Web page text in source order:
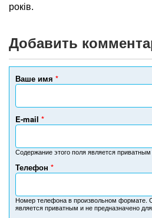
років.
Добавить
Ваше имя *
E-mail *
Содержание этого поля является
Телефон *
Н
м
е
Номер телефона в произвольном формате.
является приватным и не предназначено